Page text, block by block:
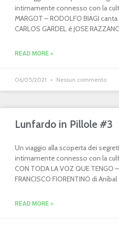
intimamente connesso con la
MARGOT – RODOLFO BIAGI canta
CARLOS GARDEL é JOSE
READ MORE »
06/05/2021 Nessun commento
Lunfardo in Pillole #3
Un viaggio alla scoperta dei
intimamente connesso con la
CON TODA LA VOZ QUE TENGO
FRANCISCO FIORENTINO di
READ MORE »